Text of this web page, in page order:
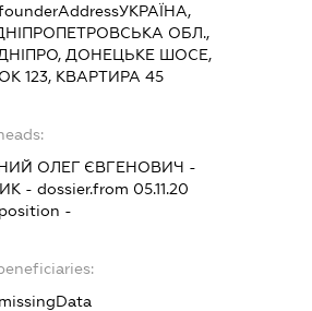
УКРАЇНА,
ОБЛ.,
ДОНЕЦЬКЕ ШОСЕ,
123, КВАРТИРА 45
ОЛЕГ ЄВГЕНОВИЧ -
- dossier.from 05.11.20
-